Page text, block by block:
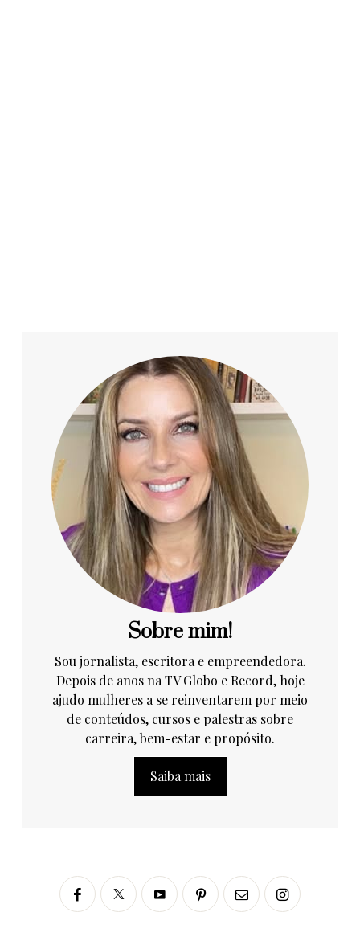
Sobre mim!
Sou jornalista, escritora e empreendedora.
Depois de anos na TV Globo e Record, hoje
ajudo mulheres a se reinventarem por meio
de conteúdos, cursos e palestras sobre
carreira, bem-estar e propósito.
Saiba mais